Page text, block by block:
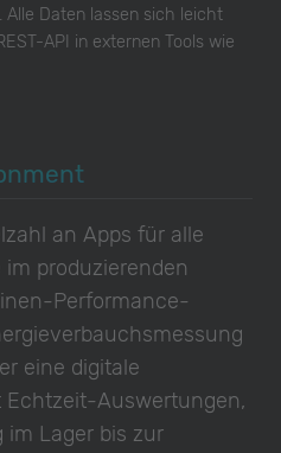
Daten lassen sich leicht
API in externen Tools wie
an Apps für alle
produzierenden
Performance-
eine digitale
Echtzeit-Auswertungen,
im Lager bis zur